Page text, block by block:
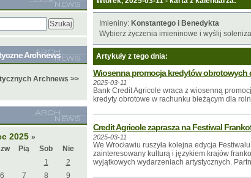
Imieniny: Konstantego i Benedykta
Wybierz życzenia imieninowe i wyślij
Artykuły z tego dnia:
Wiosenna promocja kredytów obrotowych
2025-03-11
Bank Credit Agricole wraca z wiosenną
kredyty obrotowe w rachunku bieżącym dla
Credit Agricole zaprasza na Festiwal
2025-03-11
We Wrocławiu ruszyła kolejna edycja
zainteresowany kulturą i językiem krajów
wyjątkowych wydarzeniach artystycznych.
Archnews
Archnews >>
2025 »
Pią Sob
Nie
1
2
6 7 8
9